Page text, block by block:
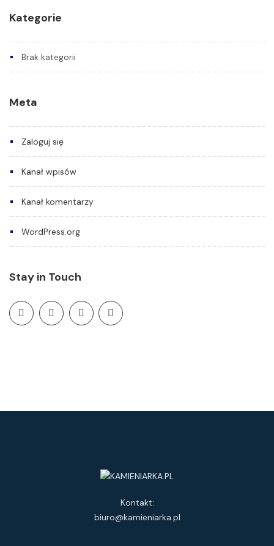
Kategorie
Brak kategorii
Meta
Zaloguj się
Kanał wpisów
Kanał komentarzy
WordPress.org
Stay in Touch
Kontakt:
biuro@kamieniarka.pl